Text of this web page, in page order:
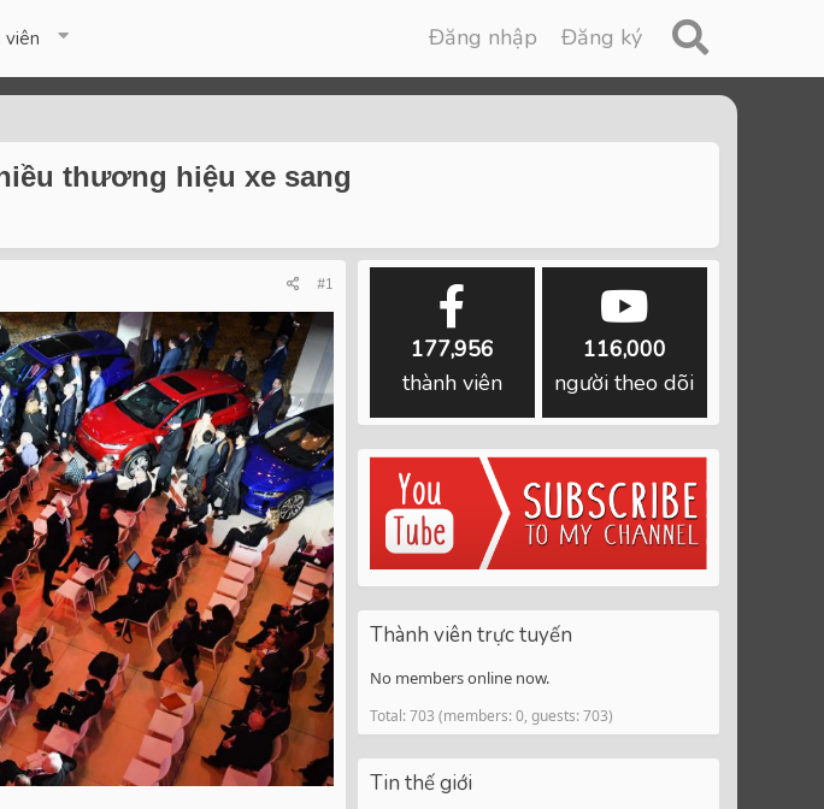
viên Đăng nhập Đăng ký
thương hiệu xe sang
#1
177,956
thành viên
116,000
người theo dõi
Thành viên trực tuyến
No members online now.
Total: 703 (members: 0, guests: 703)
Tin thế giới